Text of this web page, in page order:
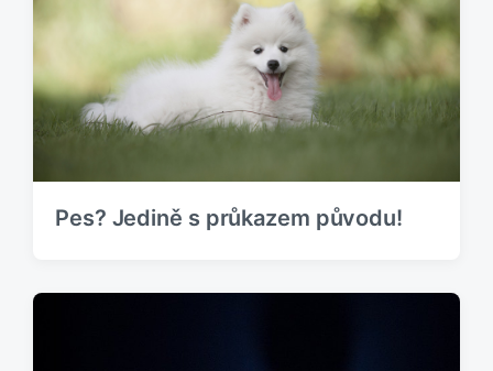
Pes? Jedině s průkazem původu!